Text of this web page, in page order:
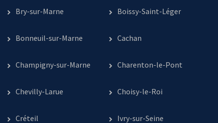
Bry-sur-Marne Boissy-Saint-Léger
Bonneuil-sur-Marne Cachan
Champigny-sur-Marne Charenton-le-Pont
Chevilly-Larue Choisy-le-Roi
Créteil Ivry-sur-Seine